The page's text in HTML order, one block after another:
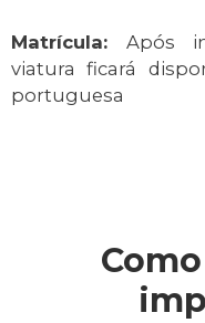
Matrícula: Após
viatura ficará
portuguesa